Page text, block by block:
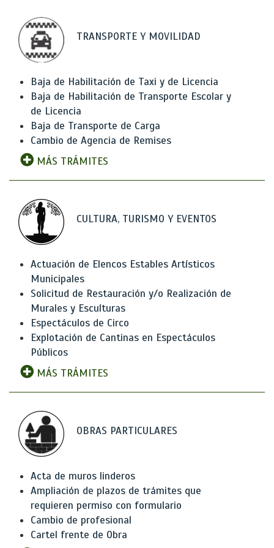
TRANSPORTE Y MOVILIDAD
Baja de Habilitación de Taxi y de Licencia
Baja de Habilitación de Transporte Escolar y
de Licencia
Baja de Transporte de Carga
Cambio de Agencia de Remises
MÁS TRÁMITES
CULTURA, TURISMO Y EVENTOS
Actuación de Elencos Estables Artísticos
Municipales
Solicitud de Restauración y/o Realización de
Murales y Esculturas
Espectáculos de Circo
Explotación de Cantinas en Espectáculos
Públicos
MÁS TRÁMITES
OBRAS PARTICULARES
Acta de muros linderos
Ampliación de plazos de trámites que
requieren permiso con formulario
Cambio de profesional
Cartel frente de Obra